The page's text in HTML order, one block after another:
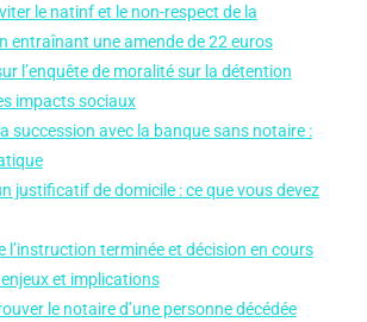
le natinf et le non-respect de la
entraînant une amende de 22 euros
l’enquête de moralité sur la détention
impacts sociaux
succession avec la banque sans notaire :
justificatif de domicile : ce que vous devez
l’instruction terminée et décision en cours
enjeux et implications
le notaire d’une personne décédée